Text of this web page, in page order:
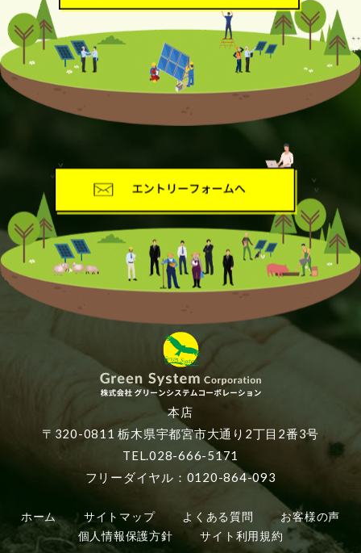
本店
〒320-0811 栃木県宇都宮市大通り2丁目2番3号
TEL.028-666-5171
フリーダイヤル：0120-864-093
ホーム サイトマップ よくある質問
お客様の声
個人情報保護方針
サイト利用規約